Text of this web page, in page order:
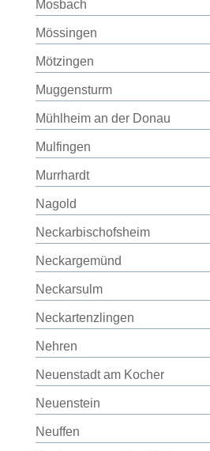
Mosbach
Mössingen
Mötzingen
Muggensturm
Mühlheim an der Donau
Mulfingen
Murrhardt
Nagold
Neckarbischofsheim
Neckargemünd
Neckarsulm
Neckartenzlingen
Nehren
Neuenstadt am Kocher
Neuenstein
Neuffen